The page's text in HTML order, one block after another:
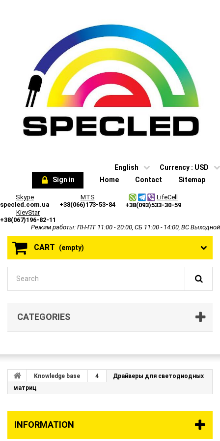
Currency : USD
English
Home
Contact Sitemap
Sign in
Skype
specled.com.ua
MTS
+38(066)173-53-84
LifeCell
+38(093)533-30-59
KievStar
+38(067)196-82-11
Режим работы: ПН-ПТ 11:00 - 20:00, СБ 11:00 - 14:00, ВС Выходной
CART (empty)
CATEGORIES
Knowledge base 4
Драйверы для светодиодных
матриц
INFORMATION